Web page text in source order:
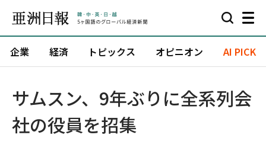
企業 経済 トピックス オピニオン AI PICK
サムスン、9年ぶりに全系列会
社の役員を招集